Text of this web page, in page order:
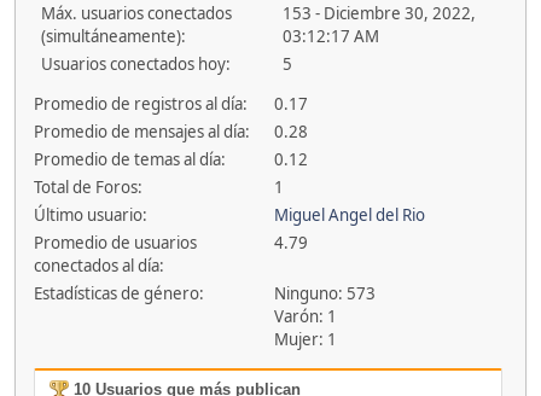
Máx. usuarios conectados
(simultáneamente):
153 - Diciembre 30, 2022,
03:12:17 AM
Usuarios conectados hoy:
5
Promedio de registros al día:
0.17
Promedio de mensajes al día:
0.28
Promedio de temas al día:
0.12
Total de Foros:
1
Último usuario:
Miguel Angel del Rio
Promedio de usuarios
conectados al día:
4.79
Estadísticas de género:
Ninguno: 573
Varón: 1
Mujer: 1
10 Usuarios que más publican